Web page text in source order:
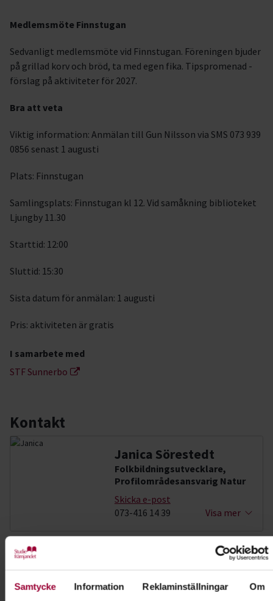
Samtycke Information Reklaminställningar Om
Medlemsmöte Finnstugan
Sedvanligt medlemsmöte vid Finnstugan. Föreningen bjuder
på grillad korv och bröd, ta med egen fika. Tipspromenad -
förslag på aktiviteter för 2027.
Bra att veta
Viktig information: Anmälan till Gun Nilsson via SMS 073 939
0856 senast 1 augusti
Plats: Finnstugan
Samlingsplats: Finnstugan kl 12. Vid samåkning biblioteket
Ljungby 11.30
Starttid: 12:00
Sluttid: 15:30
Sista datum för anmälan: 1 augusti
Pris: aktiviteten är gratis
I samarbete med
STF Sunnerbo
Kontakt
Janica Sörestedt
Folkbildningsutvecklare,
Profilområdesansvarig Natur
Skicka e-post
073-416 14 39
Visa mer